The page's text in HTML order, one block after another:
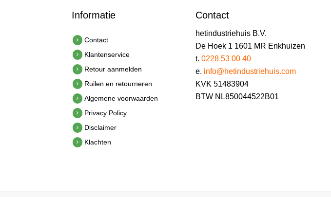
Informatie
Contact
Klantenservice
Retour aanmelden
Ruilen en retourneren
Algemene voorwaarden
Privacy Policy
Disclaimer
Klachten
Contact
hetindustriehuis B.V.
De Hoek 1 1601 MR Enkhuizen
t. 0228 53 00 40
e. info@hetindustriehuis.com
KVK 51483904
BTW NL850044522B01